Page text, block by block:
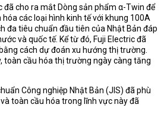
đã cho ra mắt Dòng sản phẩm α-Twin để
các loại hình kinh tế với khung 100A
đa tiêu chuẩn đầu tiên của Nhật Bản đáp
và quốc tế. Kể từ đó, Fuji Electric đã
cách dự đoán xu hướng thị trường.
toàn cầu hóa thị trường ngày càng tăng
Công nghiệp Nhật Bản (JIS) đã phù
toàn cầu hóa trong lĩnh vực này đã